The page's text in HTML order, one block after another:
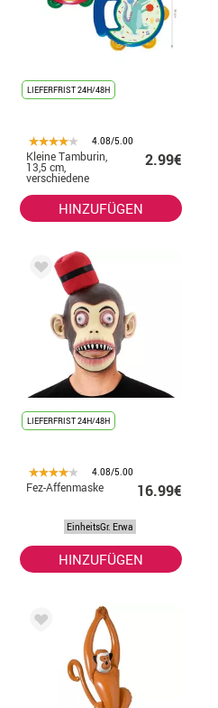
LIEFERFRIST 24H/48H
4.08/5.00
Kleine Tamburin,
13,5 cm,
verschiedene
2.99€
HINZUFÜGEN
LIEFERFRIST 24H/48H
4.08/5.00
Fez-Affenmaske 16.99€
EinheitsGr. Erwa
HINZUFÜGEN